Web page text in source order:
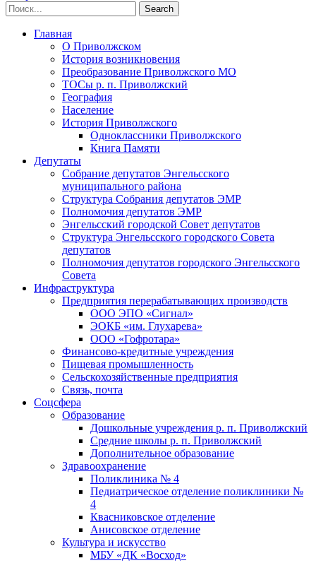
Главная
О Приволжском
История возникновения
Преобразование Приволжского МО
ТОСы р. п. Приволжский
География
Население
История Приволжского
Одноклассники Приволжского
Книга Памяти
Депутаты
Собрание депутатов Энгельсского
муниципального района
Структура Собрания депутатов ЭМР
Полномочия депутатов ЭМР
Энгельсский городской Совет депутатов
Структура Энгельсского городского Совета
депутатов
Полномочия депутатов городского Энгельсского
Совета
Инфраструктура
Предприятия перерабатывающих производств
ООО ЭПО «Сигнал»
ЭОКБ «им. Глухарева»
ООО «Гофротара»
Финансово-кредитные учреждения
Пищевая промышленность
Сельскохозяйственные предприятия
Связь, почта
Соцсфера
Образование
Дошкольные учреждения р. п. Приволжский
Средние школы р. п. Приволжский
Дополнительное образование
Здравоохранение
Поликлиника № 4
Педиатрическое отделение поликлиники №
4
Квасниковское отделение
Анисовское отделение
Культура и искусство
МБУ «ДК «Восход»